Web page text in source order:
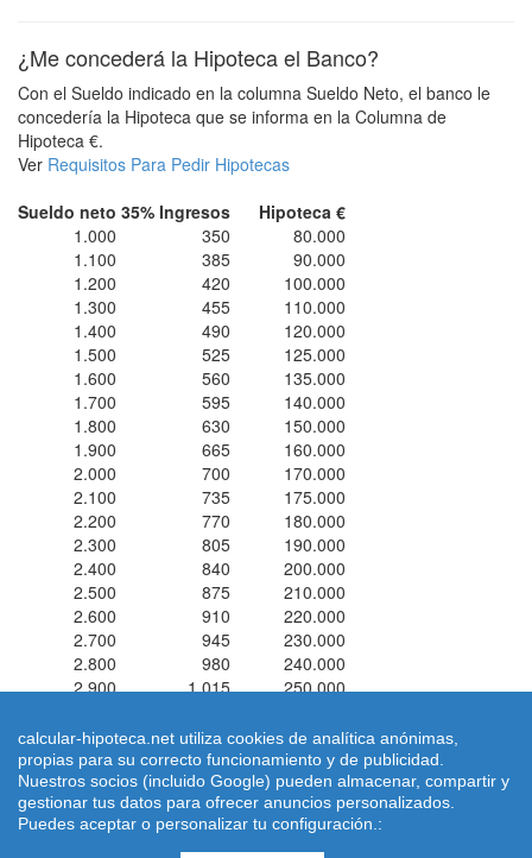
¿Me concederá la Hipoteca el Banco?
Con el Sueldo indicado en la columna Sueldo Neto, el banco le
concedería la Hipoteca que se informa en la Columna de
Hipoteca €.
Ver Requisitos Para Pedir Hipotecas
Sueldo neto 35% Ingresos
Hipoteca €
1.000
350
80.000
1.100
385
90.000
1.200
420
100.000
1.300
455
110.000
1.400
490
120.000
1.500
525
125.000
1.600
560
135.000
1.700
595
140.000
1.800
630
150.000
1.900
665
160.000
2.000
700
170.000
2.100
735
175.000
2.200
770
180.000
2.300
805
190.000
2.400
840
200.000
2.500
875
210.000
2.600
910
220.000
2.700
945
230.000
2.800
980
240.000
2.900
1.015
250.000
Simuladores de hipotecas ® 2026 calcular-hipoteca.net Home
Calcular letra de hipoteca|Revisar hipoteca|Condiciones de uso
|Aviso Legal-
calcular-hipoteca.net utiliza cookies de analítica anónimas,
propias para su correcto funcionamiento y de publicidad.
Nuestros socios (incluido Google) pueden almacenar, compartir y
gestionar tus datos para ofrecer anuncios personalizados.
Puedes aceptar o personalizar tu configuración.: